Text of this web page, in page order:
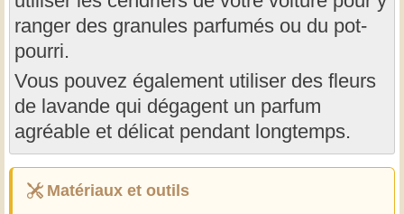
ranger des granules parfumés ou du pot-
pourri.
Vous pouvez également utiliser des fleurs
de lavande qui dégagent un parfum
agréable et délicat pendant longtemps.
Matériaux et outils